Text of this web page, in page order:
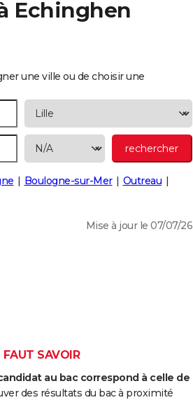
Echinghen
une ville ou de choisir une
Boulogne-sur-Mer
Outreau
Mise à jour le 07/07/26
FAUT SAVOIR
au bac correspond à celle de
des résultats du bac à proximité